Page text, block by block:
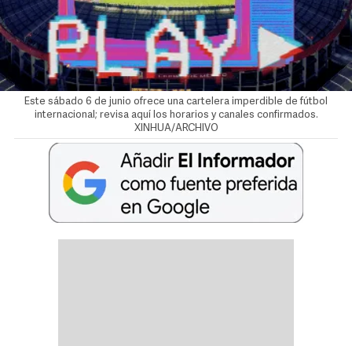
Este sábado 6 de junio ofrece una cartelera imperdible de fútbol
internacional; revisa aquí los horarios y canales confirmados.
XINHUA/ARCHIVO